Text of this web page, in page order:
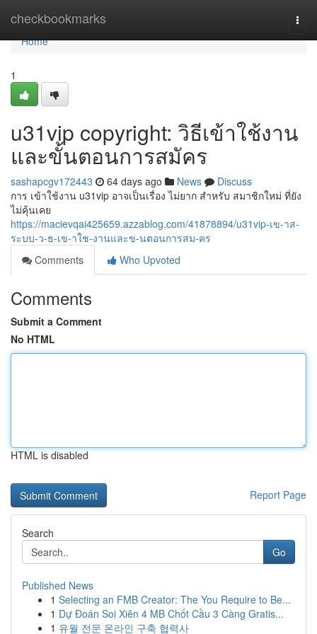
checkbookmarks
Home
Home
1
u31vip copyright: วิธีเข้าใช้งาน
และขั้นตอนการสมัคร
sashapcgv172443 64 days ago News
Discuss
การ เข้าใช้งาน u31vip อาจเป็นเรื่อง ไม่ยาก สำหรับ สมาชิกใหม่ ที่ยัง
ไม่คุ้นเคย
https://macievqai425659.azzablog.com/41878894/u31vip-เข-าส-
ระบบ-ว-ธ-เข-าใช-งานและข-นตอนการสม-คร
Comments
Who Upvoted
Comments
Submit a Comment
No HTML
HTML is disabled
Report Page
Search
Go
Published News
1 Selecting an FMB Creator: The You Require to Be...
1 Dự Đoán Soi Xiên 4 MB Chốt Cầu 3 Càng Gratis...
1 유월 전문 온라인 구축 협력사